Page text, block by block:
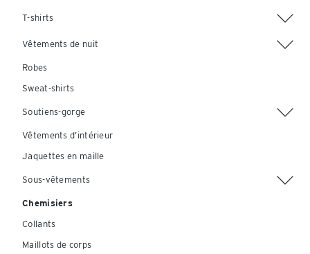
T-shirts
Vêtements de nuit
Robes
Sweat-shirts
Soutiens-gorge
Vêtements d’intérieur
Jaquettes en maille
Sous-vêtements
Chemisiers
Collants
Maillots de corps